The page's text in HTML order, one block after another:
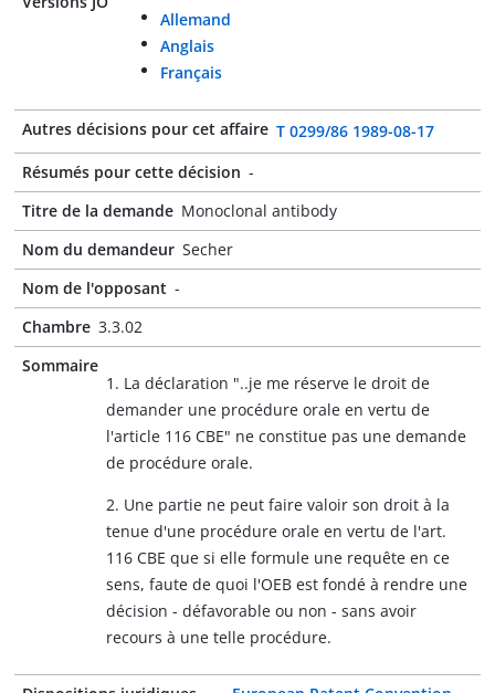
Allemand
Anglais
Français
Autres décisions pour cet affaire T 0299/86 1989-08-17
Résumés pour cette décision -
Titre de la demande Monoclonal antibody
Nom du demandeur Secher
Nom de l'opposant -
Chambre 3.3.02
Sommaire
1. La déclaration "..je me réserve le droit de
demander une procédure orale en vertu de
l'article 116 CBE" ne constitue pas une demande
de procédure orale.
2. Une partie ne peut faire valoir son droit à la
tenue d'une procédure orale en vertu de l'art.
116 CBE que si elle formule une requête en ce
sens, faute de quoi l'OEB est fondé à rendre une
décision - défavorable ou non - sans avoir
recours à une telle procédure.